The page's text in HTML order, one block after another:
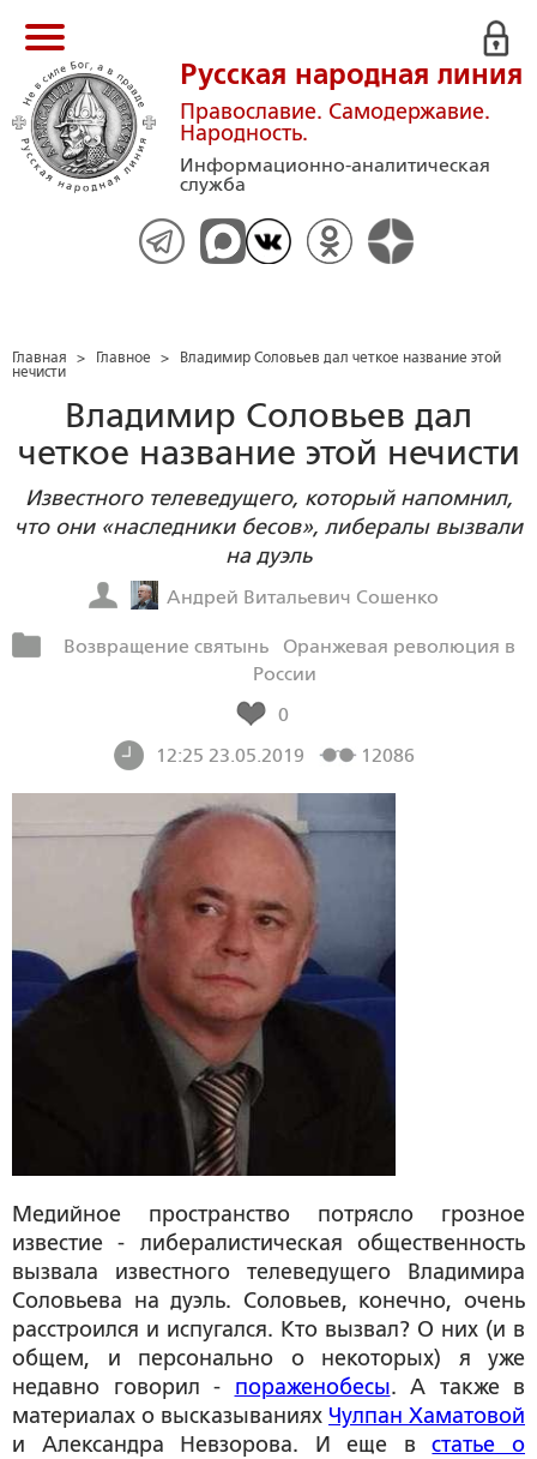
Русская народная линия
Православие. Самодержавие.
Народность.
Информационно-аналитическая
служба
Главная > Главное >
Владимир Соловьев дал четкое название этой
нечисти
Владимир Соловьев дал
четкое название этой нечисти
Известного телеведущего, который напомнил,
что они «наследники бесов», либералы вызвали
на дуэль
Андрей Витальевич Сошенко
Возвращение святынь
Оранжевая революция в
России
0
12:25 23.05.2019
12086
Медийное пространство потрясло грозное
известие - либералистическая общественность
вызвала известного телеведущего Владимира
Соловьева на дуэль. Соловьев, конечно, очень
расстроился и испугался. Кто вызвал? О них (и в
общем, и персонально о некоторых) я уже
недавно говорил - пораженобесы. А также в
материалах о высказываниях Чулпан Хаматовой
и Александра Невзорова. И еще встатье о